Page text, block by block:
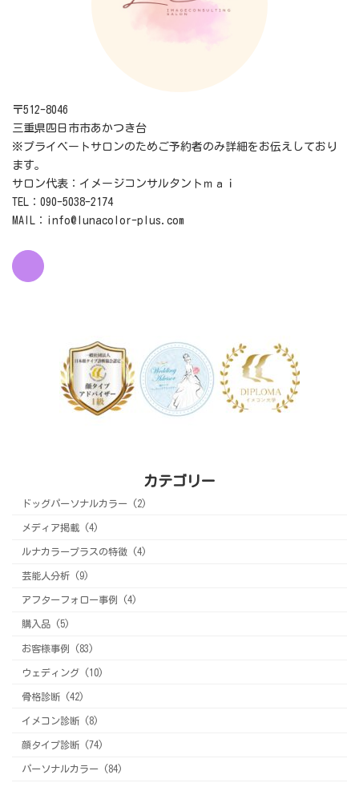
〒512-8046
三重県四日市市あかつき台
※プライベートサロンのためご予約者のみ詳細をお伝えしており
ます。
サロン代表：イメージコンサルタントｍａｉ
TEL：090-5038-2174
MAIL：info@lunacolor-plus.com
カテゴリー
ドッグパーソナルカラー (2)
メディア掲載 (4)
ルナカラープラスの特徴 (4)
芸能人分析 (9)
アフターフォロー事例 (4)
購入品 (5)
お客様事例 (83)
ウェディング (10)
骨格診断 (42)
イメコン診断 (8)
顔タイプ診断 (74)
パーソナルカラー (84)